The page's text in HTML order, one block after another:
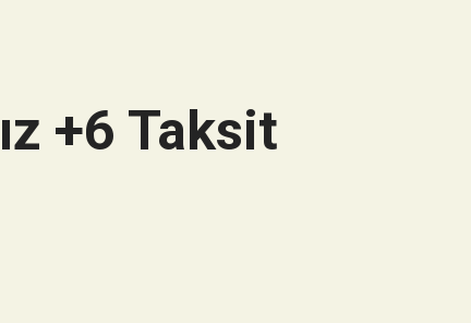
+6 Taksit